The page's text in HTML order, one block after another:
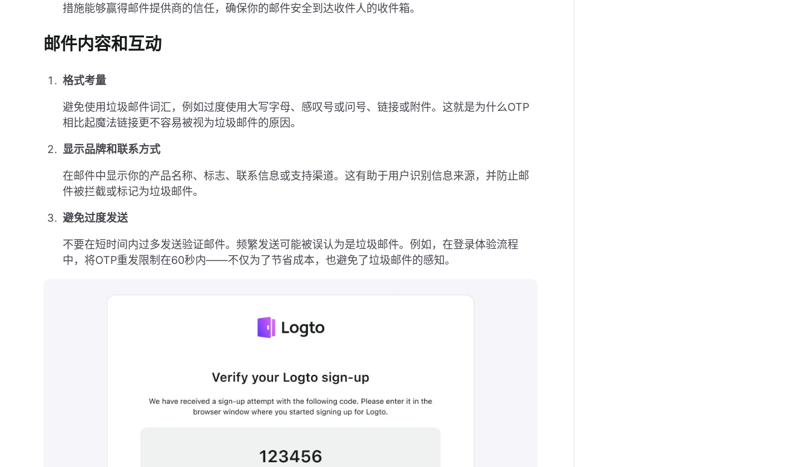
措施能够赢得邮件提供商的信任，确保你的邮件安全到达收件人的收件箱。
邮件内容和互动
格式考量
避免使用垃圾邮件词汇，例如过度使用大写字母、感叹号或问号、链接或附件。这就是为什么OTP
相比起魔法链接更不容易被视为垃圾邮件的原因。
显示品牌和联系方式
在邮件中显示你的产品名称、标志、联系信息或支持渠道。这有助于用户识别信息来源，并防止邮
件被拦截或标记为垃圾邮件。
避免过度发送
不要在短时间内过多发送验证邮件。频繁发送可能被误认为是垃圾邮件。例如，在登录体验流程
中，将OTP重发限制在60秒内——不仅为了节省成本，也避免了垃圾邮件的感知。